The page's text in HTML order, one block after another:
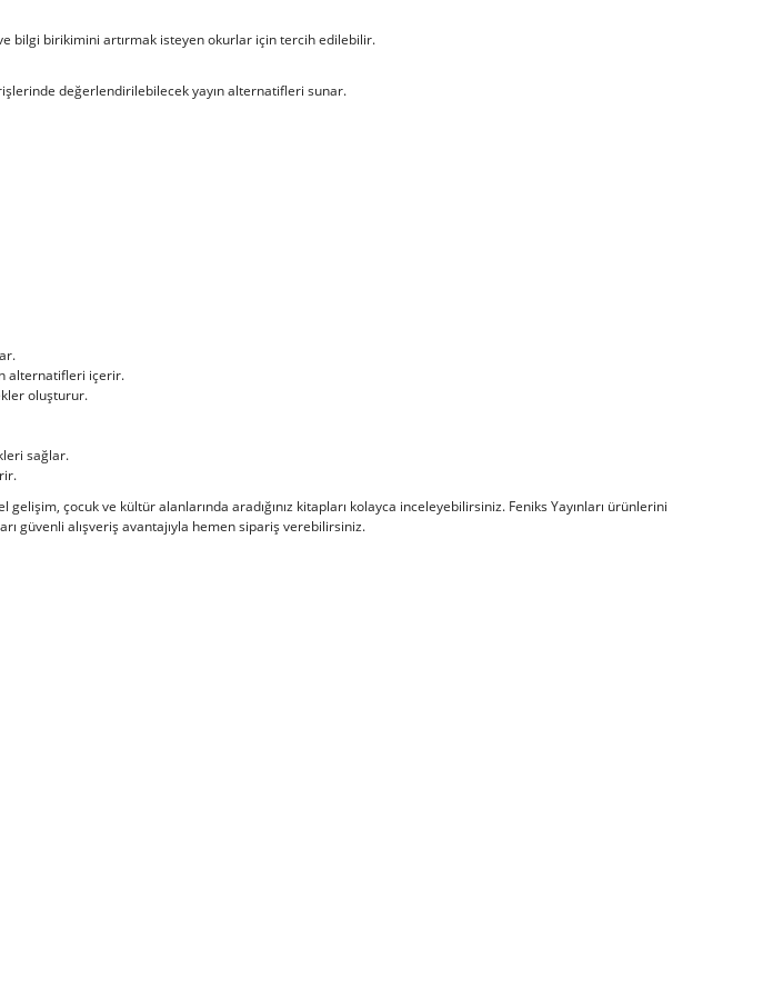
ve bilgi birikimini artırmak isteyen okurlar için tercih edilebilir.
değerlendirilebilecek yayın alternatifleri sunar.
alternatifleri içerir.
oluşturur.
sağlar.
çocuk ve kültür alanlarında aradığınız kitapları kolayca inceleyebilirsiniz. Feniks Yayınları ürünlerini
güvenli alışveriş avantajıyla hemen sipariş verebilirsiniz.